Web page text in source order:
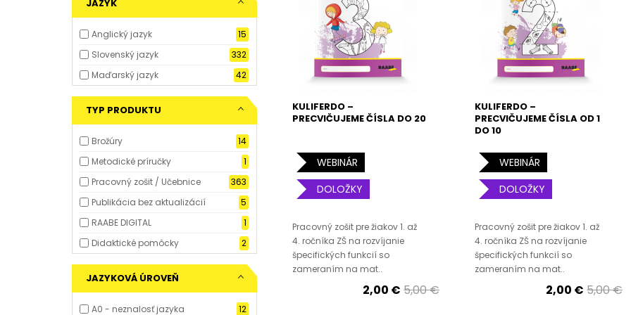
JAZYK
Anglický jazyk
15
Slovenský jazyk
332
Maďarský jazyk
42
TYP PRODUKTU
Brožúry
14
Metodické príručky
1
Pracovný zošit / Učebnice
363
Publikácia bez aktualizácií
5
RAABE DIGITAL
1
Didaktické pomôcky
2
JAZYKOVÁ ÚROVEŇ
A0 - neznalosť jazyka 12
KULIFERDO –
PRECVIČUJEME ČÍSLA DO 20
WEBINÁR
DOLOŽKY
Pracovný zošit pre žiakov 1. až
4. ročníka ZŠ na rozvíjanie
špecifických funkcií so
zameraním na mat..
2,00 € 5,00 €
KULIFERDO –
PRECVIČUJEME ČÍSLA OD 1
DO 10
WEBINÁR
DOLOŽKY
Pracovný zošit pre žiakov 1. až
4. ročníka ZŠ na rozvíjanie
špecifických funkcií so
zameraním na mat..
2,00 € 5,00 €